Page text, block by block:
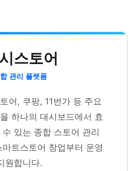
스토어
관리 플랫폼
어, 쿠팡, 11번가 등 주요
하나의 대시보드에서 효
있는 종합 스토어 관리
트스토어 창업부터 운영
원합니다.